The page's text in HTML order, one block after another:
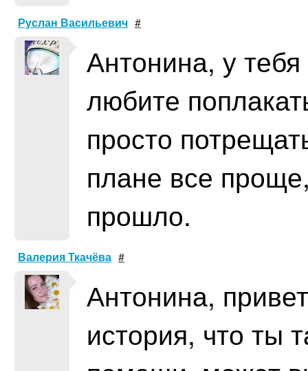
Руслан Васильевич #
Антонина, у
любите
просто
плане все
прошло.
Валерия Ткачёва #
Антонина,
история, что ты